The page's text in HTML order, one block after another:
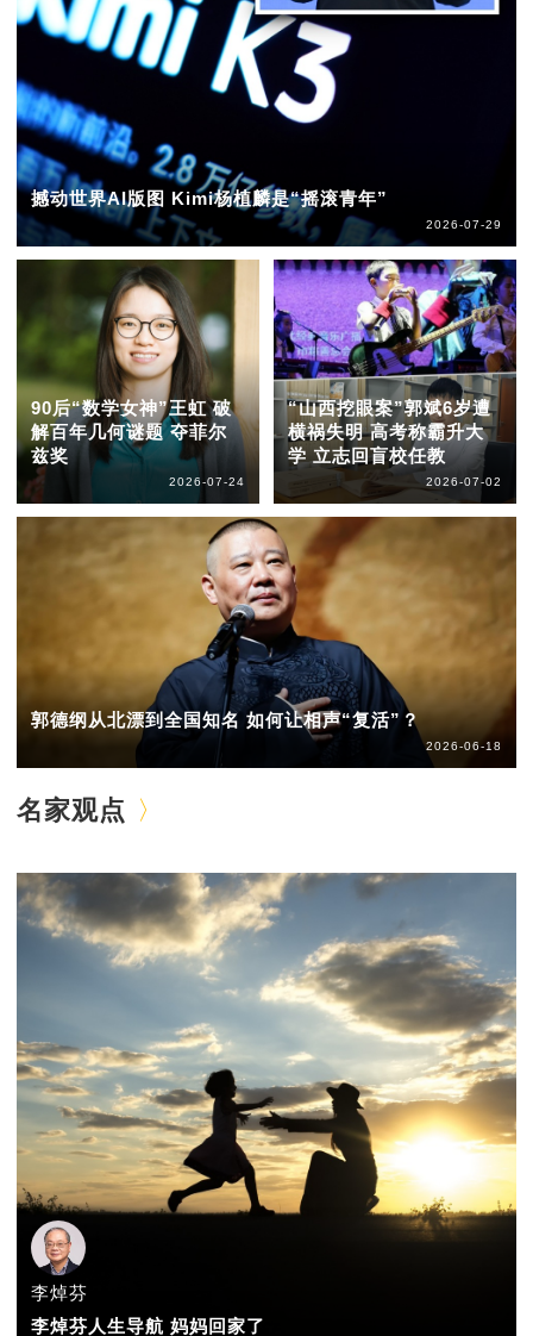
撼动世界AI版图 Kimi杨植麟是“摇滚青年”
2026-07-29
90后“数学女神”王虹 破
解百年几何谜题 夺菲尔
兹奖
2026-07-24
“山西挖眼案”郭斌6岁遭
横祸失明 高考称霸升大
学 立志回盲校任教
2026-07-02
郭德纲从北漂到全国知名 如何让相声“复活”？
2026-06-18
名家观点
李焯芬
李焯芬人生导航 妈妈回家了